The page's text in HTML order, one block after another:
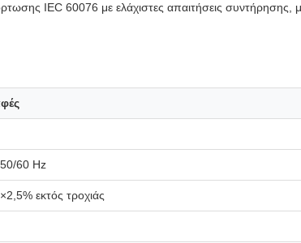
IEC 60076 με ελάχιστες απαιτήσεις συντήρησης,
50/60 Hz
εκτός τροχιάς